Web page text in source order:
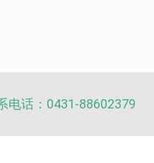
电话：0431-88602379